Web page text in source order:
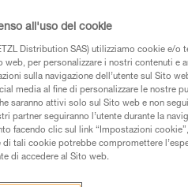
pagine prodotti e tecniche, le
all'uso dei cookie
Distribution SAS) utilizziamo cookie e/
web, per personalizzare i nostri contenuti e
sulla navigazione dell’utente sul Sito
media al fine di personalizzare le nostre
saranno attivi solo sul Sito web e non
partner seguiranno l’utente durante la
facendo clic sul link “Impostazioni
di tali cookie potrebbe compromettere
di accedere al Sito web.